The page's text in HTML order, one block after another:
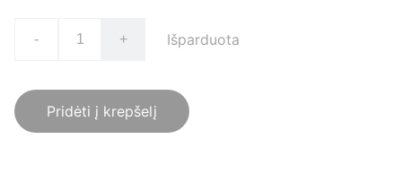
- + Išparduota
Pridėti į krepšelį